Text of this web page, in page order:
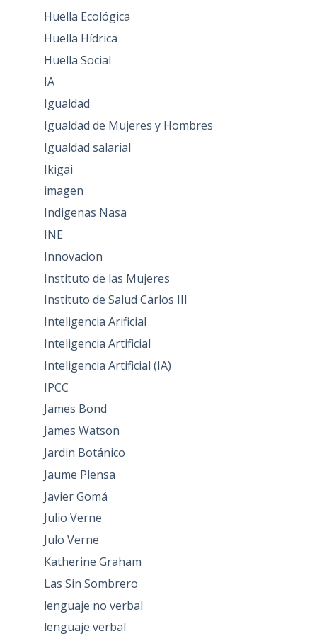
Huella Ecológica
Huella Hídrica
Huella Social
IA
Igualdad
Igualdad de Mujeres y Hombres
Igualdad salarial
Ikigai
imagen
Indigenas Nasa
INE
Innovacion
Instituto de las Mujeres
Instituto de Salud Carlos III
Inteligencia Arificial
Inteligencia Artificial
Inteligencia Artificial (IA)
IPCC
James Bond
James Watson
Jardin Botánico
Jaume Plensa
Javier Gomá
Julio Verne
Julo Verne
Katherine Graham
Las Sin Sombrero
lenguaje no verbal
lenguaje verbal